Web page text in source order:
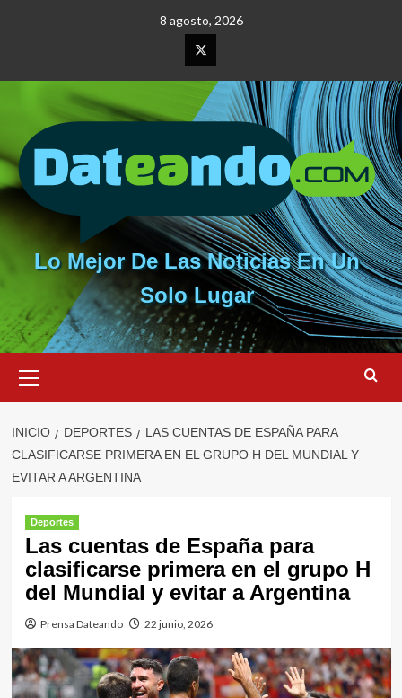
8 agosto, 2026
Elemento
del
menú
Lo Mejor De Las Noticias En Un
Solo Lugar
primario
INICIO DEPORTES
LAS CUENTAS DE ESPAÑA PARA
CLASIFICARSE PRIMERA EN EL GRUPO H DEL MUNDIAL Y
EVITAR A ARGENTINA
Deportes
Las cuentas de España para
clasificarse primera en el grupo H
del Mundial y evitar a Argentina
Prensa Dateando 22 junio, 2026